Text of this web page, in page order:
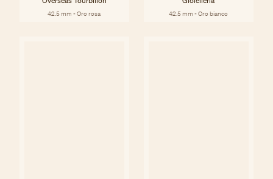
42.5 mm - Oro rosa 42.5 mm - Oro bianco